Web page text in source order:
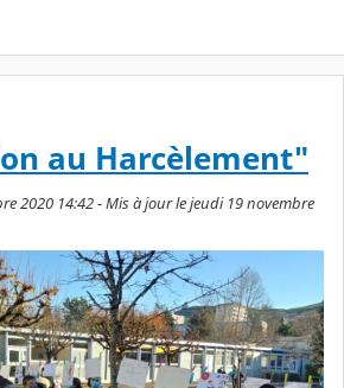
au Harcèlement"
2020 14:42 - Mis à jour le jeudi 19 novembre